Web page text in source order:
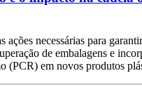
ações necessárias para
de embalagens e
(PCR) em novos produtos